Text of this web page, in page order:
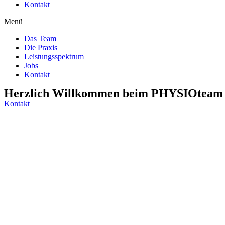
Kontakt
Menü
Das Team
Die Praxis
Leistungsspektrum
Jobs
Kontakt
Herzlich Willkommen beim
Kontakt